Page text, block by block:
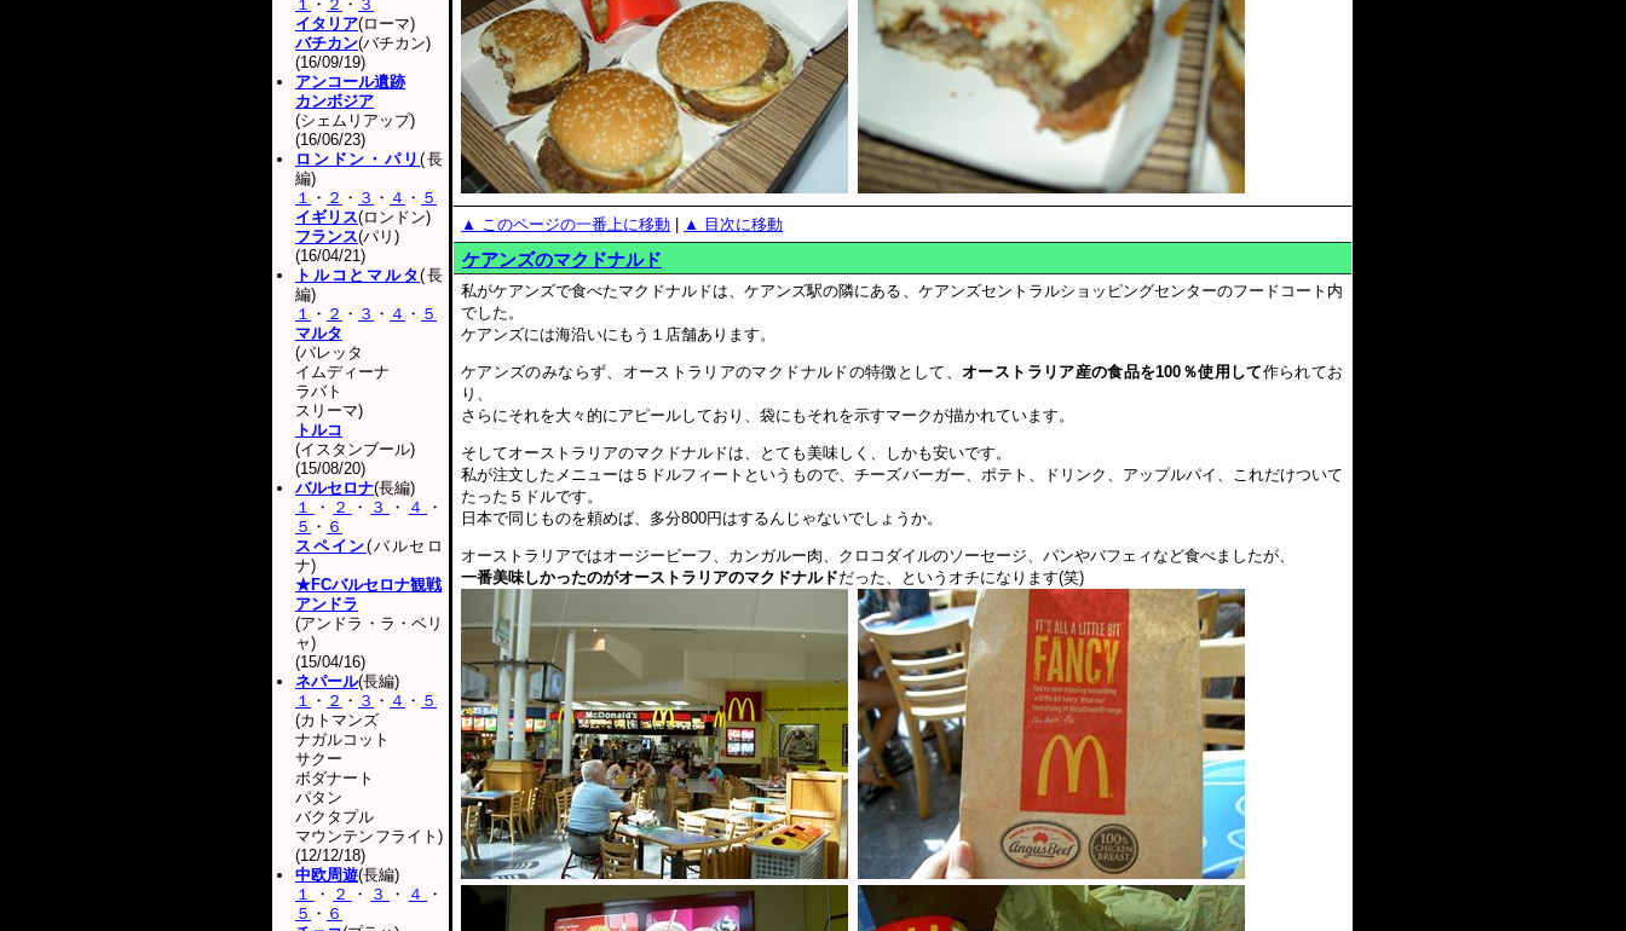
▲ このページの一番上に移動 ▲ 目次に移動
ケアンズのマクドナルド
私がケアンズで食べたマクドナルドは、ケアンズ駅の隣にある、ケアンズセントラルショッピングセンターのフードコート内
でした。
ケアンズには海沿いにもう１店舗あります。
ケアンズのみならず、オーストラリアのマクドナルドの特徴として、オーストラリア産の食品を100％使用して作られてお
り、
さらにそれを大々的にアピールしており、袋にもそれを示すマークが描かれています。
そしてオーストラリアのマクドナルドは、とても美味しく、しかも安いです。
私が注文したメニューは５ドルフィートというもので、チーズバーガー、ポテト、ドリンク、アップルパイ、これだけついて
たった５ドルです。
日本で同じものを頼めば、多分800円はするんじゃないでしょうか。
オーストラリアではオージービーフ、カンガルー肉、クロコダイルのソーセージ、パンやバフェィなど食べましたが、
一番美味しかったのがオーストラリアのマクドナルドだった、というオチになります(笑)
１ ・ ２ ・ ３
イタリア(ローマ)
バチカン(バチカン)
(16/09/19)
アンコール遺跡
カンボジア
(シェムリアップ)
(16/06/23)
ロンドン・パリ(長
編)
１ ・ ２ ・ ３ ・ ４ ・ ５
イギリス(ロンドン)
フランス(パリ)
(16/04/21)
トルコとマルタ(長
編)
１ ・ ２ ・ ３ ・ ４ ・ ５
マルタ
(バレッタ
イムディーナ
ラバト
スリーマ)
トルコ
(イスタンブール)
(15/08/20)
バルセロナ(長編)
１
・ ２ ・ ３ ・ ４
・
５ ・ ６
スペイン(バルセロ
ナ)
★FCバルセロナ観戦
アンドラ
(アンドラ・ラ・ベリ
ャ)
(15/04/16)
ネパール(長編)
１ ・ ２ ・ ３ ・ ４ ・ ５
(カトマンズ
ナガルコット
サクー
ボダナート
パタン
バクタプル
マウンテンフライト)
(12/12/18)
中欧周遊(長編)
１
・ ２ ・ ３ ・ ４
・
５ ・ ６